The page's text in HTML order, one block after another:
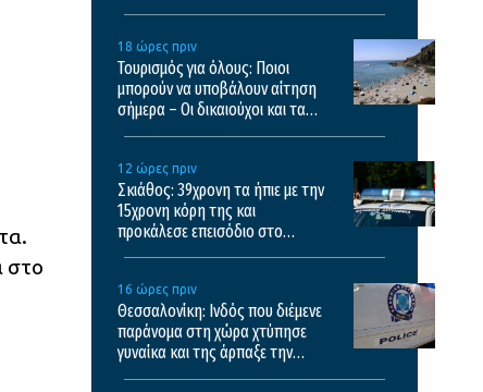
στο
18 ώρες πριν
Τουρισμός για όλους: Ποιοι
μπορούν να υποβάλουν αίτηση
σήμερα – Οι δικαιούχοι και τα
12 ώρες πριν
Σκιάθος: 39χρονη τα ήπιε με την
15χρονη κόρη της και
προκάλεσε επεισόδιο στο
16 ώρες πριν
Θεσσαλονίκη: Ινδός που διέμενε
παράνομα στη χώρα χτύπησε
γυναίκα και της άρπαξε την